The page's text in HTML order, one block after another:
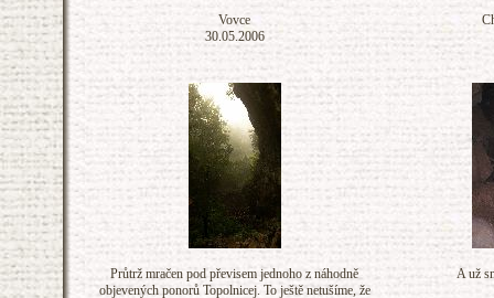
Vovce
30.05.2006
Průtrž mračen pod převisem jednoho z náhodně
objevených ponorů Topolnicej. To ještě netušíme, že
A už